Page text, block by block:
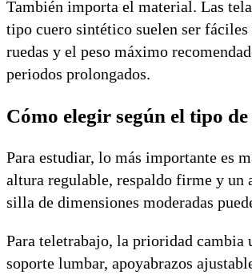
También importa el material. Las
tipo cuero sintético suelen ser
ruedas y el peso máximo
periodos prolongados.
Cómo elegir según el tipo de
Para estudiar, lo más importante es
altura regulable, respaldo firme y un
silla de dimensiones moderadas
Para teletrabajo, la prioridad cambia
soporte lumbar, apoyabrazos